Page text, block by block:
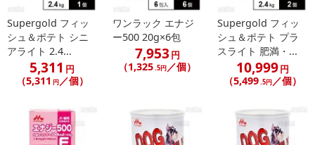
合がございます。
あらかじめご了承いただいた上でお申込みください。なお、本理由
によるお申込み後のキャンセル・返品交換は対応いたしかねます。
【お支払いについて】
※送料はお試し費用に含まれております。
ンクまとめて支払い、楽天ペイ、メルペイ、AEON Pay、Amazon
Payでお支払いの場合、決済のため外部サイトへ遷移します。
Supergold フィッ
シュ＆ポテト シニ
アライト 2.4...
5,311 円
（5,311 円／個）
ワンラック エナジ
ー500 20g×6包
7,953円
（1,325.5円 ／個）
Supergold フィッ
シュ＆ポテト プラ
スライト 肥満・...
10,999円
（5,499.5円 ／個）